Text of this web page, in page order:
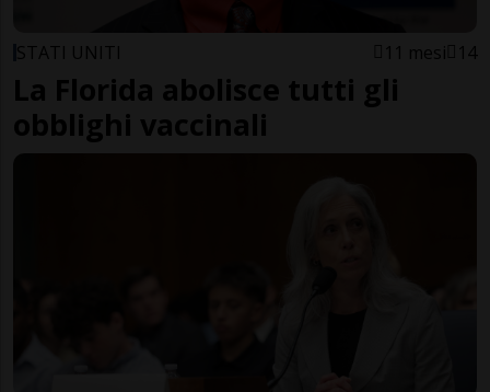
STATI UNITI 11 mesi 14
La Florida abolisce tutti gli
obblighi vaccinali